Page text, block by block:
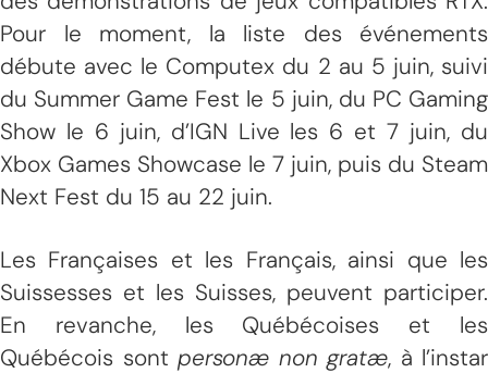
Pour le moment, la liste des événements
débute avec le Computex du 2 au 5 juin, suivi
du Summer Game Fest le 5 juin, du PC Gaming
Show le 6 juin, d’IGN Live les 6 et 7 juin, du
Xbox Games Showcase le 7 juin, puis du Steam
Next Fest du 15 au 22 juin.
Les Françaises et les Français, ainsi que les
Suissesses et les Suisses, peuvent participer.
En revanche, les Québécoises et les
Québécois sont personæ non gratæ, à l’instar